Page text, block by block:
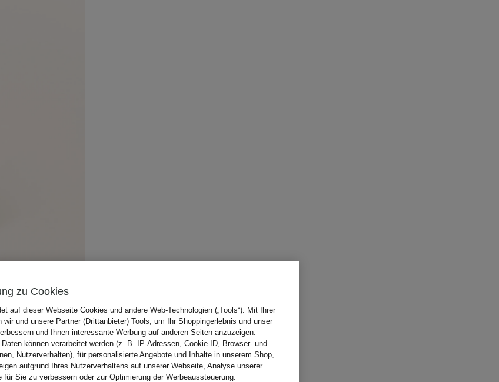
zu Cookies
auf dieser Webseite Cookies und andere Web-Technologien („Tools“). Mit Ihrer
wir und unsere Partner (Drittanbieter) Tools, um Ihr Shoppingerlebnis und unser
und Ihnen interessante Werbung auf anderen Seiten anzuzeigen.
Daten können verarbeitet werden (z. B. IP-Adressen, Cookie-ID, Browser- und
Nutzerverhalten), für personalisierte Angebote und Inhalte in unserem Shop,
aufgrund Ihres Nutzerverhaltens auf unserer Webseite, Analyse unserer
für Sie zu verbessern oder zur Optimierung der Werbeaussteuerung.